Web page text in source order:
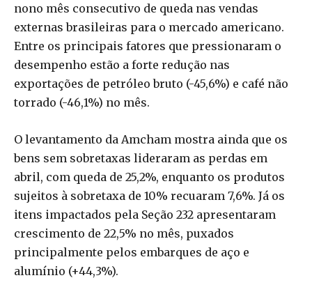
nono mês consecutivo de queda nas vendas
externas brasileiras para o mercado americano.
Entre os principais fatores que pressionaram o
desempenho estão a forte redução nas
exportações de petróleo bruto (-45,6%) e café não
torrado (-46,1%) no mês.
O levantamento da Amcham mostra ainda que os
bens sem sobretaxas lideraram as perdas em
abril, com queda de 25,2%, enquanto os produtos
sujeitos à sobretaxa de 10% recuaram 7,6%. Já os
itens impactados pela Seção 232 apresentaram
crescimento de 22,5% no mês, puxados
principalmente pelos embarques de aço e
alumínio (+44,3%).